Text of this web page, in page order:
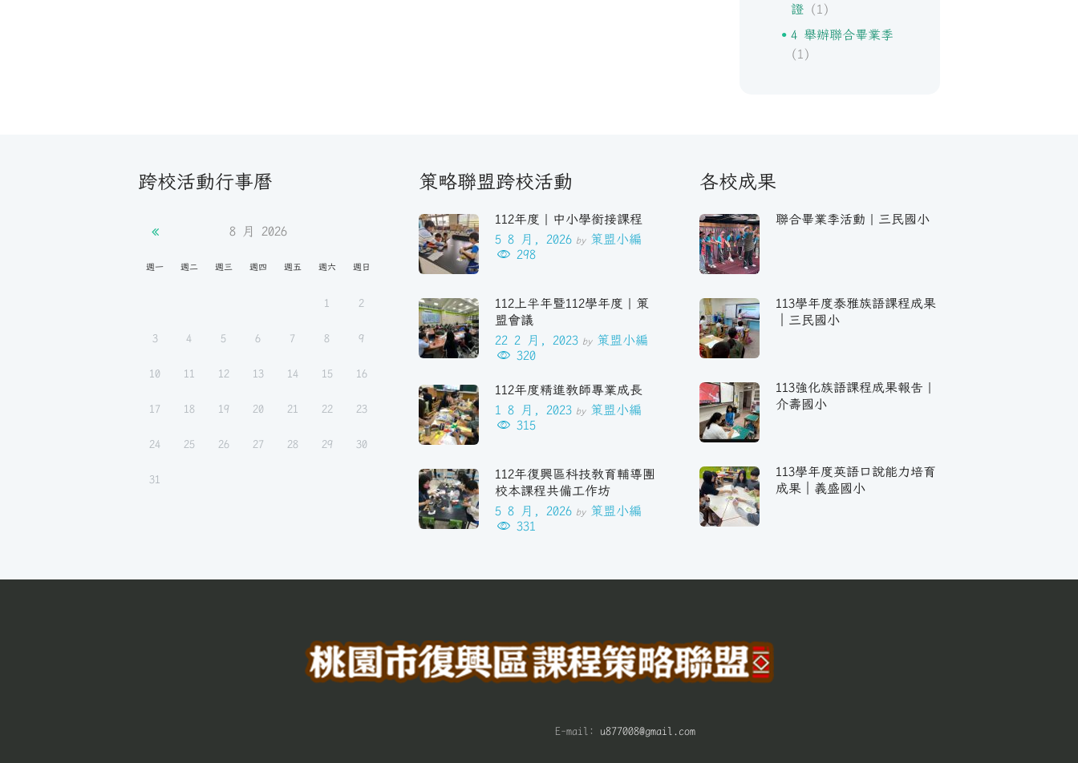
證(1)
4 舉辦聯合畢業季
(1)
跨校活動行事曆
8 月 2026
週一 週二 週三 週四 週五 週六 週日
1 2
3 4 5 6 7 8 9
10 11 12 13 14 15 16
17 18 19 20 21 22 23
24 25 26 27 28 29 30
31
策略聯盟跨校活動
112年度｜中小學銜接課程
5 8 月, 2026 by 策盟小編
298
112上半年暨112學年度｜策
盟會議
22 2 月, 2023 by 策盟小編
320
112年度精進教師專業成長
1 8 月, 2023 by 策盟小編
315
112年復興區科技教育輔導團
校本課程共備工作坊
5 8 月, 2026 by 策盟小編
331
各校成果
聯合畢業季活動｜三民國小
113學年度泰雅族語課程成果
｜三民國小
113強化族語課程成果報告｜
介壽國小
113學年度英語口說能力培育
成果｜義盛國小
E-mail: u877008@gmail.com